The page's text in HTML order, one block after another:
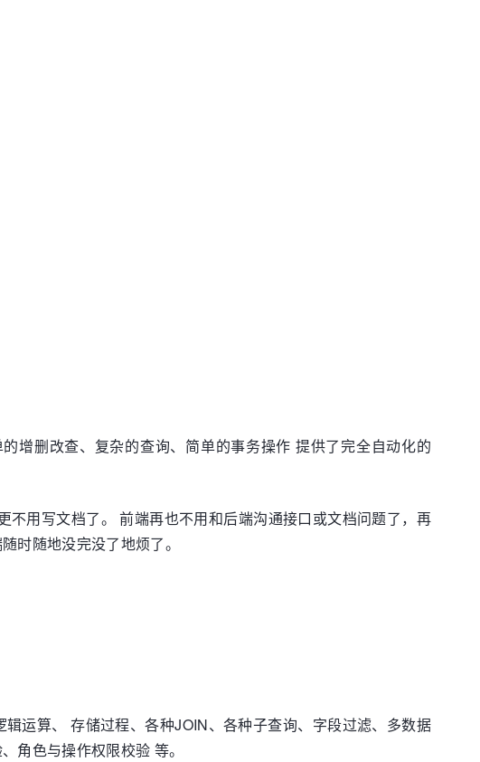
增删改查、复杂的查询、简单的事务操作 提供了完全自动化的
用写文档了。 前端再也不用和后端沟通接口或文档问题了，再
时随地没完没了地烦了。
运算、 存储过程、各种JOIN、各种子查询、字段过滤、多数据
角色与操作权限校验 等。